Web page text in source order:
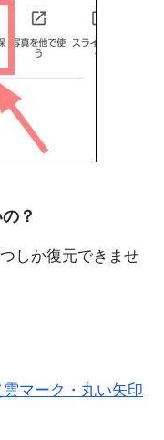
？
しか復元できませ
マーク・丸い矢印